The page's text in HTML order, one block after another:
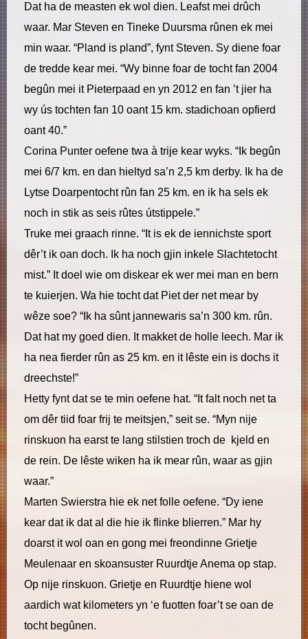
Dat ha de measten ek wol dien. Leafst mei drûch
waar. Mar Steven en Tineke Duursma rûnen ek mei
min waar. “Pland is pland”, fynt Steven. Sy diene foar
de tredde kear mei. “Wy binne foar de tocht fan 2004
begûn mei it Pieterpaad en yn 2012 en fan ’t jier ha
wy ús tochten fan 10 oant 15 km. stadichoan opfierd
oant 40.”
Corina Punter oefene twa à trije kear wyks. “Ik begûn
mei 6/7 km. en dan hieltyd sa’n 2,5 km derby. Ik ha de
Lytse Doarpentocht rûn fan 25 km. en ik ha sels ek
noch in stik as seis rûtes útstippele.”
Truke mei graach rinne. “It is ek de iennichste sport
dêr’t ik oan doch. Ik ha noch gjin inkele Slachtetocht
mist.” It doel wie om diskear ek wer mei man en bern
te kuierjen. Wa hie tocht dat Piet der net mear by
wêze soe? “Ik ha sûnt jannewaris sa’n 300 km. rûn.
Dat hat my goed dien. It makket de holle leech. Mar ik
ha nea fierder rûn as 25 km. en it lêste ein is dochs it
dreechste!”
Hetty fynt dat se te min oefene hat. “It falt noch net ta
om dêr tiid foar frij te meitsjen,” seit se. “Myn nije
rinskuon ha earst te lang stilstien troch de kjeld en
de rein. De lêste wiken ha ik mear rûn, waar as gjin
waar.”
Marten Swierstra hie ek net folle oefene. “Dy iene
kear dat ik dat al die hie ik flinke blierren.” Mar hy
doarst it wol oan en gong mei freondinne Grietje
Meulenaar en skoansuster Ruurdtje Anema op stap.
Op nije rinskuon. Grietje en Ruurdtje hiene wol
aardich wat kilometers yn ‘e fuotten foar’t se oan de
tocht begûnen.